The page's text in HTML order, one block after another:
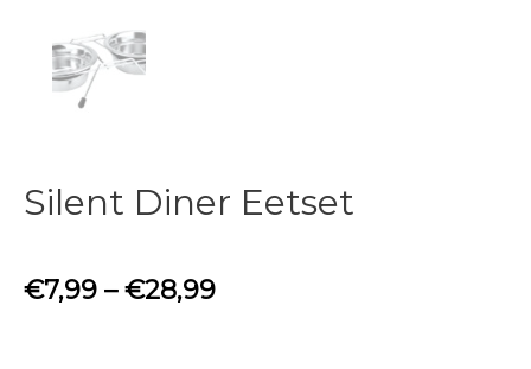
Silent Diner Eetset
€7,99 –€28,99